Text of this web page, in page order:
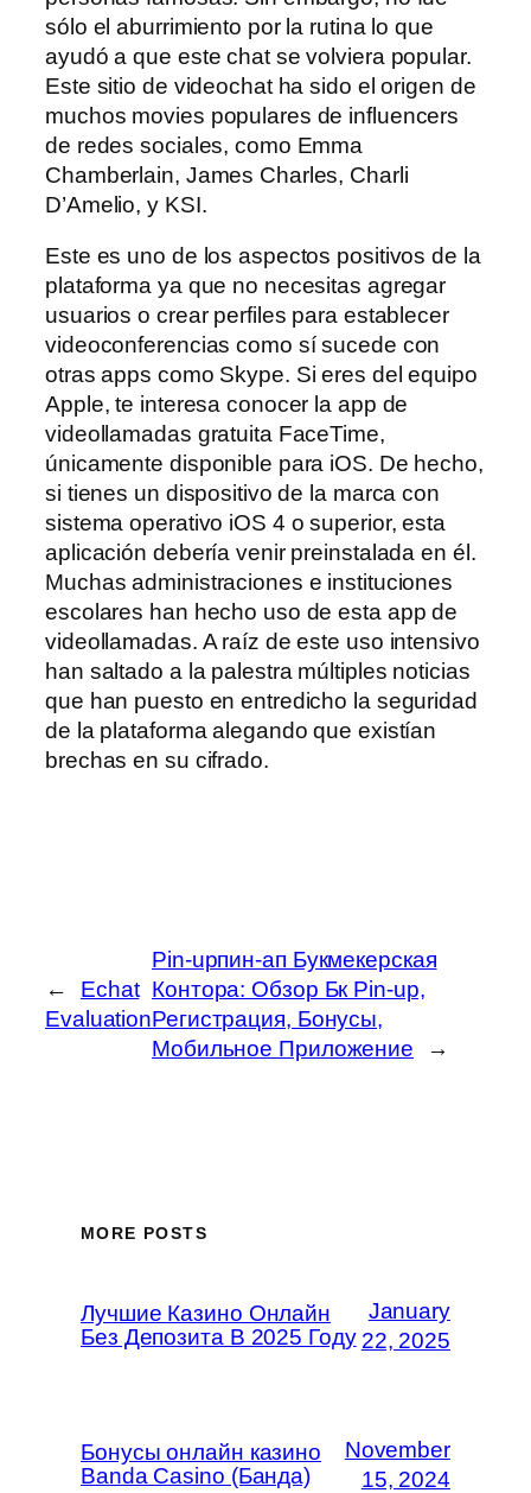
sólo el aburrimiento por la rutina lo que
ayudó a que este chat se volviera popular.
Este sitio de videochat ha sido el origen de
muchos movies populares de influencers
de redes sociales, como Emma
Chamberlain, James Charles, Charli
D’Amelio, y KSI.
Este es uno de los aspectos positivos de la
plataforma ya que no necesitas agregar
usuarios o crear perfiles para establecer
videoconferencias como sí sucede con
otras apps como Skype. Si eres del equipo
Apple, te interesa conocer la app de
videollamadas gratuita FaceTime,
únicamente disponible para iOS. De hecho,
si tienes un dispositivo de la marca con
sistema operativo iOS 4 o superior, esta
aplicación debería venir preinstalada en él.
Muchas administraciones e instituciones
escolares han hecho uso de esta app de
videollamadas. A raíz de este uso intensivo
han saltado a la palestra múltiples noticias
que han puesto en entredicho la seguridad
de la plataforma alegando que existían
brechas en su cifrado.
←
Echat
Evaluation
Pin-upпин-ап Букмекерская
Контора: Обзор Бк Pin-up,
Регистрация, Бонусы,
Мобильное Приложение
→
MORE POSTS
Лучшие Казино Онлайн
Без Депозита В 2025 Году
January
22, 2025
Бонусы онлайн казино
Banda Casino (Банда)
November
15, 2024